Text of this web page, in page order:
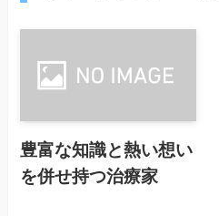
豊富な知識と熱い想い
を併せ持つ治療家